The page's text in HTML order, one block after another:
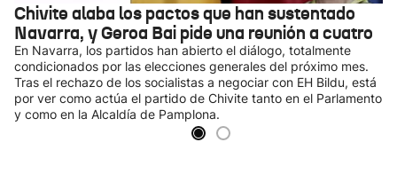
Chivite alaba los pactos que han sustentado
Navarra, y Geroa Bai pide una reunión a cuatro
En Navarra, los partidos han abierto el diálogo, totalmente
condicionados por las elecciones generales del próximo mes.
Tras el rechazo de los socialistas a negociar con EH Bildu, está
por ver como actúa el partido de Chivite tanto en el Parlamento
y como en la Alcaldía de Pamplona.